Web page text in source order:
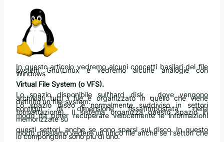
In questo articolo vedremo alcuni concetti basilari del file
system Gnu\Linux e vedremo alcune analogie con
Windows
Virtual File System (o VFS).
Lo spazio disponibile sull’hard disk , dove vengono
archiviati tutti i file è organizzato in quello che viene
definito un file-system.
Lo spazio disco è normalmente suddiviso in settori
contigui di dimensione fissa(Impostata nella
formattazione). Il sistema organizza questo spazio in
modo da poter recuperare velocemente le informazioni
memorizzate su
questi settori, anche se sono sparsi sul disco. In questo
modo possiamo vedere un unico file anche se i settori che
lo compongono sono più di uno.